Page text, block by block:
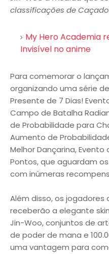
classificações de
My Hero Academia
Invisível no anime
Para comemorar o
organizando uma série
Presente de 7 Dias!
Campo de Batalha
de Probabilidade para
Aumento de
Melhor Dançarina,
Pontos, que aguardam
com inúmeras
Além disso, os
receberão a elegante
Jin-Woo, conjuntos de
de poder de mana e
uma vantagem para